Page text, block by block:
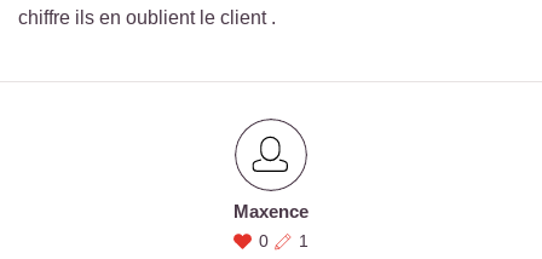
chiffre ils en oublient le client .
Maxence
0 1